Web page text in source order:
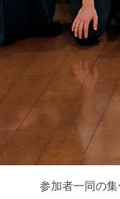
参加者一同の